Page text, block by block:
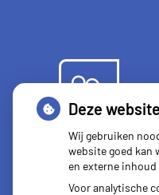
Herhaal
recepten
Deze
Wij gebruiken
website goed kan
en externe
Voor analytische